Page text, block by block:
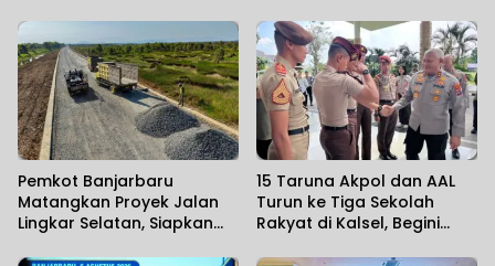
Pemkot Banjarbaru
Matangkan Proyek Jalan
Lingkar Selatan, Siapkan
15 Taruna Akpol dan AAL
Turun ke Tiga Sekolah
Rakyat di Kalsel, Begini